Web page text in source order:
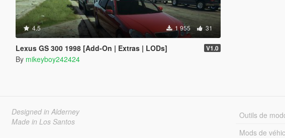
4.5 1 955 31
Lexus GS 300 1998 [Add-On | Extras | LODs] V1.0
By mikeyboy242424
Designed in Alderney
Made in Los Santos
Outils de
Mods de